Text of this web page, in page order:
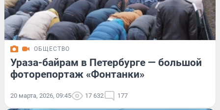
ОБЩЕСТВО
Ураза-байрам в Петербурге — большой
фоторепортаж «Фонтанки»
20 марта, 2026, 09:45 17 632 177